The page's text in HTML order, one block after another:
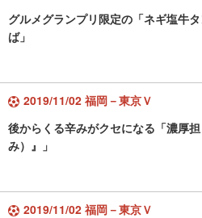
グルメグランプリ限定の「ネギ塩牛
ば」
2019/11/02 福岡－東京Ｖ
後からくる辛みがクセになる「濃厚
み）』」
2019/11/02 福岡－東京Ｖ